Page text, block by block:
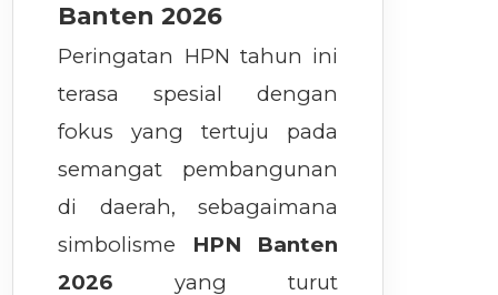
Banten 2026
Peringatan HPN tahun ini
terasa spesial dengan
fokus yang tertuju pada
semangat pembangunan
di daerah, sebagaimana
simbolisme HPN Banten
2026 yang turut